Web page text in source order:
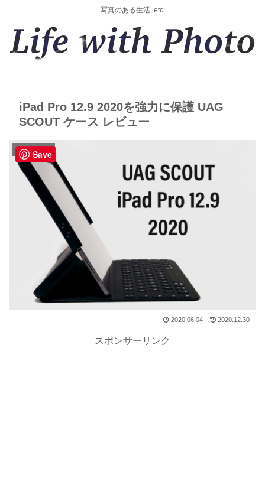
写真のある生活, etc.
iPad Pro 12.9 2020を強力に保護 UAG
SCOUT ケース レビュー
PC関連備忘録
2020.06.04 2020.12.30
スポンサーリンク
Save